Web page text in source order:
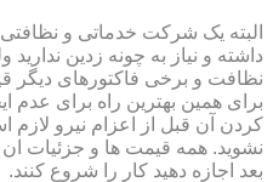
البته یک شرکت خدماتی و
داشته و نیاز به چونه زدین
نظافت و برخی فاکتورهای
برای همین بهترین راه برای عدم
کردن آن قبل از اعزام نیرو لازم
نشوید. همه قیمت ها و جزئیات
بعد اجازه دهید کار را شروع کنند.